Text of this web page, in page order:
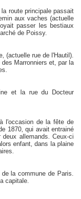
route principale passait
aux vaches (actuelle
passer les bestiaux
de Poissy.
(actuelle rue de l'Hautil).
Marronniers et, par la
et la rue du Docteur
l'occasion de la fête de
1870, qui avait entrainé
allemands. Ceux-ci
enfant, dans la plaine
la commune de Paris.
capitale.